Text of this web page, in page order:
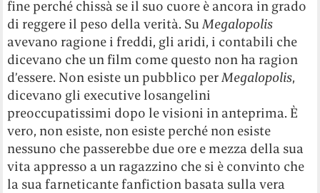
fine perché chissà se il suo cuore è ancora in grado
di reggere il peso della verità. SuMegalopolis
avevano ragione i freddi, gli aridi, i contabili che
dicevano che un film come questo non ha ragion
d’essere. Non esiste un pubblico perMegalopolis,
dicevano gli executive losangelini
preoccupatissimi dopo le visioni in anteprima. È
vero, non esiste, non esiste perché non esiste
nessuno che passerebbe due ore e mezza della sua
vita appresso a un ragazzino che si è convinto che
la sua farneticante fanfiction basata sulla vera